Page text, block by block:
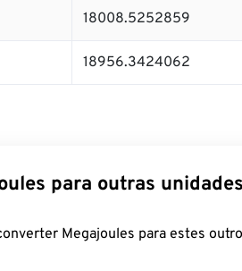
18008.5252859
18956.3424062
para outras
Megajoules para estes